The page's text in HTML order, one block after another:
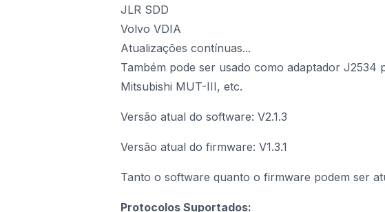
JLR SDD
Volvo VDIA
Atualizações contínuas...
Também pode ser usado como adaptador J2534
Mitsubishi MUT-III, etc.
Versão atual do software: V2.1.3
Versão atual do firmware: V1.3.1
Tanto o software quanto o firmware podem ser
Protocolos Suportados: